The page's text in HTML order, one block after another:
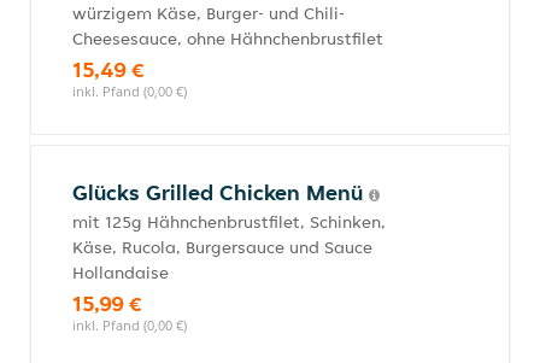
würzigem Käse, Burger- und Chili-
Cheesesauce, ohne Hähnchenbrustfilet
15,49 €
inkl. Pfand (0,00 €)
Glücks Grilled Chicken Menü
mit 125g Hähnchenbrustfilet, Schinken,
Käse, Rucola, Burgersauce und Sauce
Hollandaise
15,99 €
inkl. Pfand (0,00 €)